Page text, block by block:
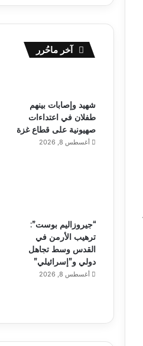
آخر ماحُرر
شهيد وإصابات بينهم
طفلان في اعتداءات
صهيونية على قطاع غزة
أغسطس 8, 2026
“جيروزاليم بوست”:
ترهيب الأرمن في
القدس وسط تجاهل
دولي و”إسرائيلي”
أغسطس 8, 2026